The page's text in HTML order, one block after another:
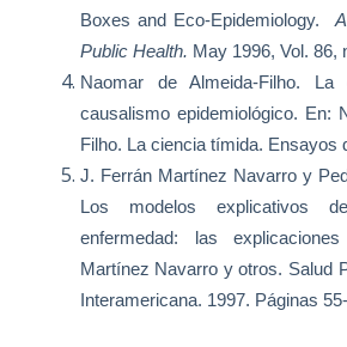
Boxes and Eco-Epidemiology.
Public Health. May 1996, Vol. 86,
Naomar de Almeida-Filho. La
causalismo epidemiológico. En:
Filho. La ciencia tímida. Ensayos
J. Ferrán Martínez Navarro y
Los modelos explicativos
enfermedad: las
Martínez Navarro y otros. Salud
Interamericana. 1997. Páginas